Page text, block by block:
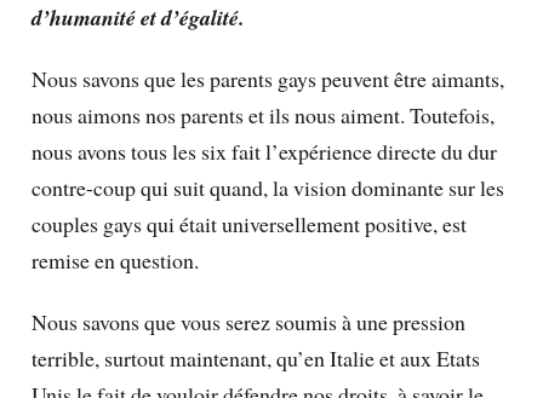
d’humanité et d’égalité.
Nous savons que les parents gays peuvent être aimants,
nous aimons nos parents et ils nous aiment. Toutefois,
nous avons tous les six fait l’expérience directe du dur
contre-coup qui suit quand, la vision dominante sur les
couples gays qui était universellement positive, est
remise en question.
Nous savons que vous serez soumis à une pression
terrible, surtout maintenant, qu’en Italie et aux Etats